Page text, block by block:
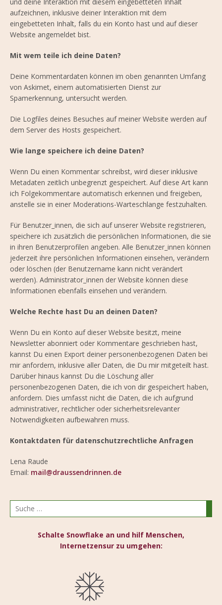
aufzeichnen, inklusive deiner Interaktion mit dem
eingebetteten Inhalt, falls du ein Konto hast und auf dieser
Website angemeldet bist.
Mit wem teile ich deine Daten?
Deine Kommentardaten können im oben genannten Umfang
von Askimet, einem automatisierten Dienst zur
Spamerkennung, untersucht werden.
Die Logfiles deines Besuches auf meiner Website werden auf
dem Server des Hosts gespeichert.
Wie lange speichere ich deine Daten?
Wenn Du einen Kommentar schreibst, wird dieser inklusive
Metadaten zeitlich unbegrenzt gespeichert. Auf diese Art kann
ich Folgekommentare automatisch erkennen und freigeben,
anstelle sie in einer Moderations-Warteschlange festzuhalten.
Für Benutzer_innen, die sich auf unserer Website registrieren,
speichere ich zusätzlich die persönlichen Informationen, die sie
in ihren Benutzerprofilen angeben. Alle Benutzer_innen können
jederzeit ihre persönlichen Informationen einsehen, verändern
oder löschen (der Benutzername kann nicht verändert
werden). Administrator_innen der Website können diese
Informationen ebenfalls einsehen und verändern.
Welche Rechte hast Du an deinen Daten?
Wenn Du ein Konto auf dieser Website besitzt, meine
Newsletter abonniert oder Kommentare geschrieben hast,
kannst Du einen Export deiner personenbezogenen Daten bei
mir anfordern, inklusive aller Daten, die Du mir mitgeteilt hast.
Darüber hinaus kannst Du die Löschung aller
personenbezogenen Daten, die ich von dir gespeichert haben,
anfordern. Dies umfasst nicht die Daten, die ich aufgrund
administrativer, rechtlicher oder sicherheitsrelevanter
Notwendigkeiten aufbewahren muss.
Kontaktdaten für datenschutzrechtliche Anfragen
Lena Raude
Email: mail@draussendrinnen.de
Schalte Snowflake an und hilf Menschen,
Internetzensur zu umgehen: